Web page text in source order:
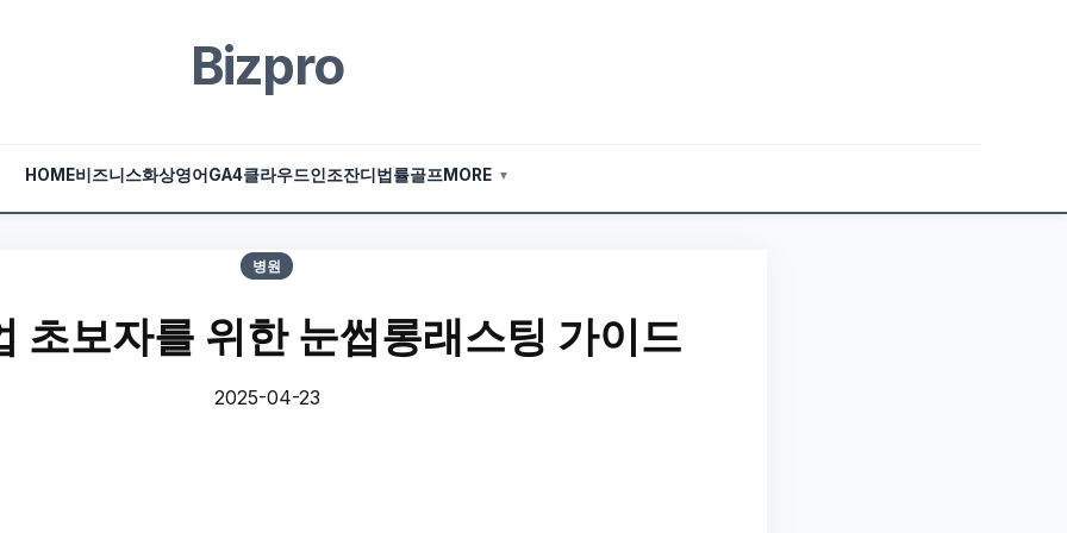
Bizpro
HOME비즈니스화상영어 GA4클라우드인조잔디 법률골프MORE ▼
병원
초보자를 위한 눈썹롱래스팅 가이드
2025-04-23